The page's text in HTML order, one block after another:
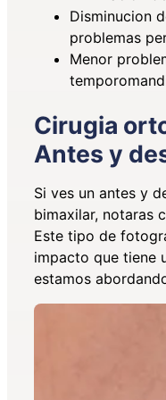
Disminucion
problemas
Menor
Cirugia
Antes y
Si ves un antes y
bimaxilar, notaras
Este tipo de
impacto que tiene
estamos